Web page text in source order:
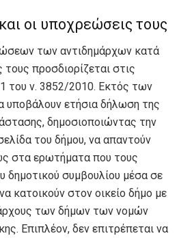
οι υποχρεώσεις τους
των αντιδημάρχων κατά
τους προσδιορίζεται στις
του ν. 3852/2010. Εκτός των
υποβάλουν ετήσια δήλωση της
δημοσιοποιώντας την
του δήμου, να απαντούν
στα ερωτήματα που τους
δημοτικού συμβουλίου μέσα σε
κατοικούν στον οικείο δήμο με
των δήμων των νομών
Επιπλέον, δεν επιτρέπεται να